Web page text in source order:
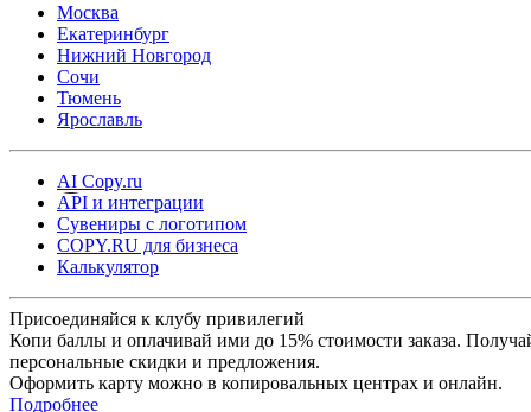
Москва
Екатеринбург
Нижний Новгород
Сочи
Тюмень
Ярославль
AI Copy.ru
API и интеграции
Сувениры с логотипом
COPY.RU для бизнеса
Калькулятор
Присоединяйся к клубу привилегий
Копи баллы и оплачивай ими до 15% стоимости заказа.
персональные скидки и предложения.
Оформить карту можно в копировальных центрах и онлайн.
Подробнее